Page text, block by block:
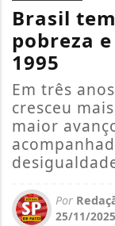
Brasil
pobreza
1995
Em três
cresceu
maior
Por
25/11/